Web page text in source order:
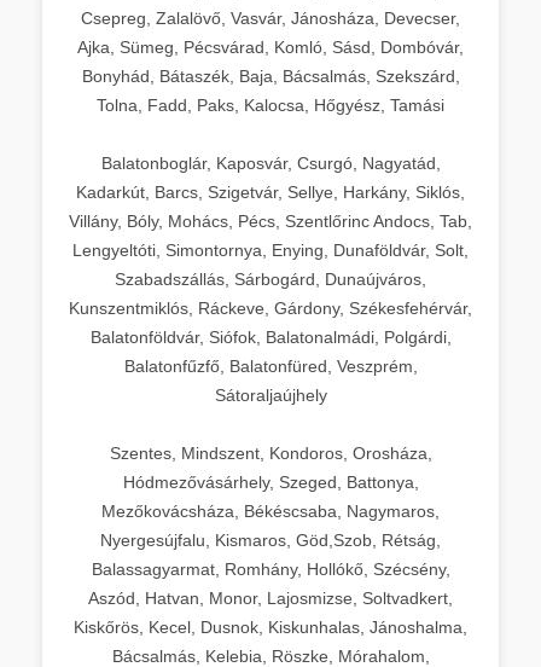
Csepreg, Zalalövő, Vasvár, Jánosháza, Devecser,
Ajka, Sümeg, Pécsvárad, Komló, Sásd, Dombóvár,
Bonyhád, Bátaszék, Baja, Bácsalmás, Szekszárd,
Tolna, Fadd, Paks, Kalocsa, Hőgyész, Tamási
Balatonboglár, Kaposvár, Csurgó, Nagyatád,
Kadarkút, Barcs, Szigetvár, Sellye, Harkány, Siklós,
Villány, Bóly, Mohács, Pécs, Szentlőrinc Andocs, Tab,
Lengyeltóti, Simontornya, Enying, Dunaföldvár, Solt,
Szabadszállás, Sárbogárd, Dunaújváros,
Kunszentmiklós, Ráckeve, Gárdony, Székesfehérvár,
Balatonföldvár, Siófok, Balatonalmádi, Polgárdi,
Balatonfűzfő, Balatonfüred, Veszprém,
Sátoraljaújhely
Szentes, Mindszent, Kondoros, Orosháza,
Hódmezővásárhely, Szeged, Battonya,
Mezőkovácsháza, Békéscsaba, Nagymaros,
Nyergesújfalu, Kismaros, Göd,Szob, Rétság,
Balassagyarmat, Romhány, Hollókő, Szécsény,
Aszód, Hatvan, Monor, Lajosmizse, Soltvadkert,
Kiskőrös, Kecel, Dusnok, Kiskunhalas, Jánoshalma,
Bácsalmás, Kelebia, Röszke, Mórahalom,